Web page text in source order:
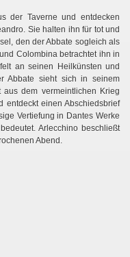
der Taverne und entdecken
Sie halten ihn für tot und
den der Abbate sogleich als
Colombina betrachtet ihn in
an seinen Heilkünsten und
Abbate sieht sich in seinem
dem vermeintlichen Krieg
entdeckt einen Abschiedsbrief
Vertiefung in Dantes Werke
Arlecchino beschließt
Abend.